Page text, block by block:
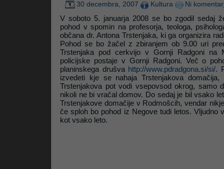
30 decembra, 2007 Kultura Ni
V soboto 5. januarja 2008 se bo zgodil sedaj
pohod v spomin na profesorja, teologa,
občana dr. Antona Trstenjaka, ki ga organizira
Pohod se bo žačel z zbiranjem ob 9.00 uri
Trstenjaka pod cerkvijo v Gornji Radgoni na
policijske postaje v Gornji Radgoni. Več o
planinskega drušva http://www.pdradgona.si/si/.
izvedeti kje se nahaja Trstenjakova
Trstenjakova pot vodi vsepovsod okrog, samo
nikoli ne bi vračal domov. Do sedaj je bil vsako
Trstenjakove domačije v Rodmošcih, vendar
če sploh bo pohod iz Negove tudi letos. Vljudno
kot vsako leto.